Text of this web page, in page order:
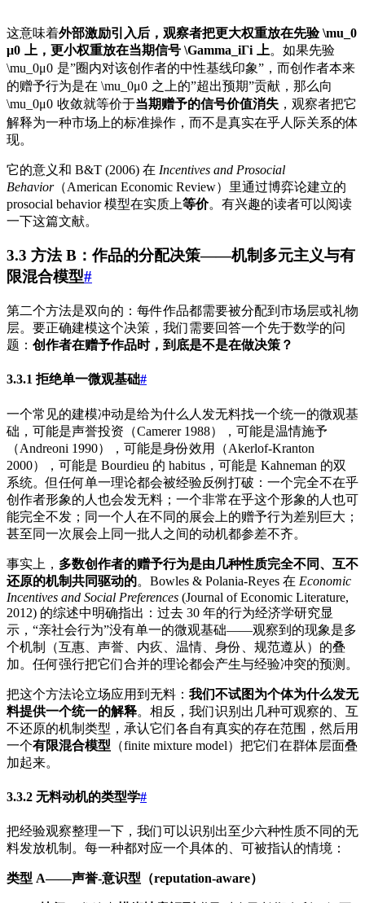
这意味着外部激励引入后，观察者把更大权重放在先验\mu_0
μ0 上，更小权重放在当期信号 \Gamma_iΓi 上。如果先验
\mu_0μ0 是”圈内对该创作者的中性基线印象”，而创作者本来
的赠予行为是在 \mu_0μ0 之上的”超出预期”贡献，那么向
\mu_0μ0 收敛就等价于当期赠予的信号价值消失，观察者把它
解释为一种市场上的标准操作，而不是真实在乎人际关系的体
现。
它的意义和 B&T (2006) 在 Incentives and Prosocial
Behavior（American Economic Review）里通过博弈论建立的
prosocial behavior 模型在实质上等价。有兴趣的读者可以阅读
一下这篇文献。
3.3 方法 B：作品的分配决策——机制多元主义与有
限混合模型#
第二个方法是双向的：每件作品都需要被分配到市场层或礼物
层。要正确建模这个决策，我们需要回答一个先于数学的问
题： 创作者在赠予作品时，到底是不是在做决策？
3.3.1 拒绝单一微观基础#
一个常见的建模冲动是给为什么人发无料找一个统一的微观基
础，可能是声誉投资（Camerer 1988），可能是温情施予
（Andreoni 1990），可能是身份效用（Akerlof-Kranton
2000），可能是 Bourdieu 的 habitus，可能是 Kahneman 的双
系统。但任何单一理论都会被经验反例打破：一个完全不在乎
创作者形象的人也会发无料；一个非常在乎这个形象的人也可
能完全不发；同一个人在不同的展会上的赠予行为差别巨大；
甚至同一次展会上同一批人之间的动机都参差不齐。
事实上， 多数创作者的赠予行为是由几种性质完全不同、互不
还原的机制共同驱动的。Bowles & Polania-Reyes 在 Economic
Incentives and Social Preferences (Journal of Economic Literature,
2012) 的综述中明确指出：过去 30 年的行为经济学研究显
示，“亲社会行为”没有单一的微观基础——观察到的现象是多
个机制（互惠、声誉、内疚、温情、身份、规范遵从）的叠
加。任何强行把它们合并的理论都会产生与经验冲突的预测。
把这个方法论立场应用到无料： 我们不试图为个体为什么发无
料提供一个统一的解释。相反，我们识别出几种可观察的、互
不还原的机制类型，承认它们各自有真实的存在范围，然后用
一个有限混合模型 （finite mixture model）把它们在群体层面叠
加起来。
3.3.2 无料动机的类型学#
把经验观察整理一下，我们可以识别出至少六种性质不同的无
料发放机制。每一种都对应一个具体的、可被指认的情境：
类型 A——声誉-意识型（reputation-aware）